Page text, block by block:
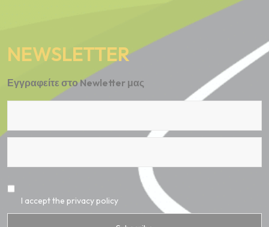
NEWSLETTER
Εγγραφείτε στο Newletter μας
I accept the privacy policy